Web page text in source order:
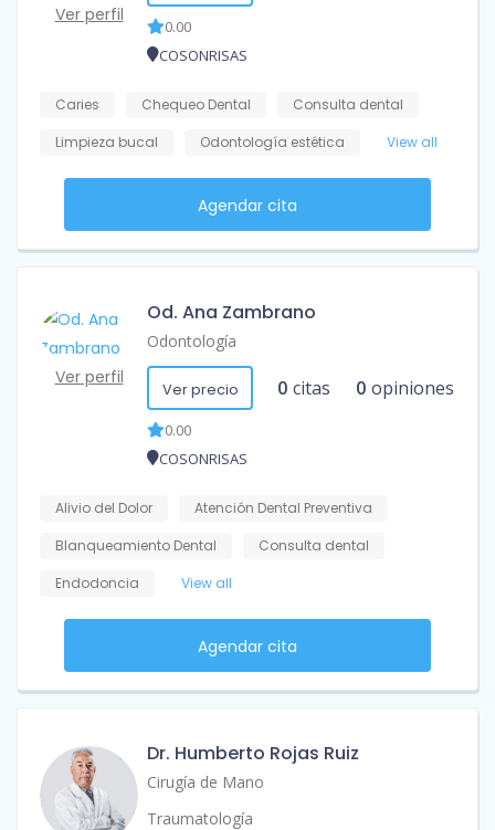
Ver perfil
0.00
COSONRISAS
Caries Chequeo Dental
Consulta dental
Limpieza bucal
Odontología estética View all
Agendar cita
Ver perfil
Od. Ana Zambrano
Odontología
Ver precio 0 citas 0 opiniones
0.00
COSONRISAS
Alivio del Dolor
Atención Dental Preventiva
Blanqueamiento Dental
Consulta dental
Endodoncia
View all
Agendar cita
Dr. Humberto Rojas Ruiz
Cirugía de Mano
Traumatología